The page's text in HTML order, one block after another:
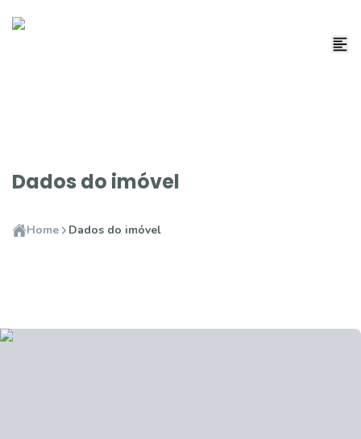
Dados do imóvel
Home Dados do imóvel